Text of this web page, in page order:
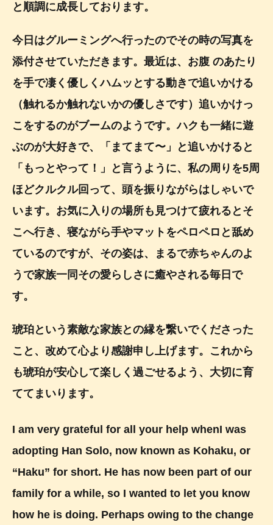
と順調に成長しております。
今日はグルーミングへ行ったのでその時の写真を
添付させていただきます。最近は、お腹 のあたり
を手で凄く優しくハムッとする動きで追いかける
（触れるか触れないかの優しさです）追いかけっ
こをするのがブームのようです。ハクも一緒に遊
ぶのが大好きで、「まてまて〜」と追いかけると
「もっとやって！」と言うように、私の周りを5周
ほどクルクル回って、頭を振りながらはしゃいで
います。お気に入りの場所も見つけて疲れるとそ
こへ行き、寝ながら手やマットをペロペロと舐め
ているのですが、その姿は、まるで赤ちゃんのよ
うで家族一同その愛らしさに癒やされる毎日で
す。
琥珀という素敵な家族との縁を繋いでくださった
こと、改めて心より感謝申し上げます。これから
も琥珀が安心して楽しく過ごせるよう、大切に育
ててまいります。
I am very grateful for all your help whenI was
adopting Han Solo, now known as Kohaku, or
“Haku” for short. He has now been part of our
family for a while, so I wanted to let you know
how he is doing. Perhaps owing to the change